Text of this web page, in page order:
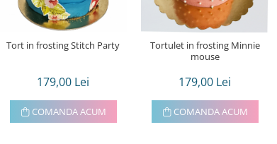
Tort in frosting Stitch Party
179,00 Lei
COMANDA ACUM
Tortulet in frosting Minnie
mouse
179,00 Lei
COMANDA ACUM